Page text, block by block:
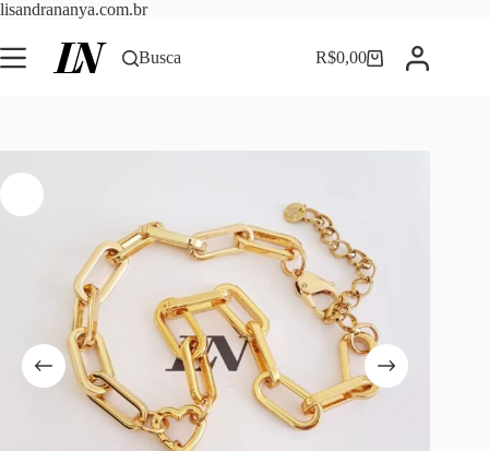
lisandrananya.com.brPular
o
conteúdo
Busca Carrinho
R$0,00